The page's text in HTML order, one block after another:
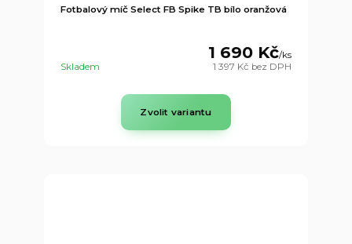
Fotbalový míč Select FB Spike TB bílo oranžová
1 690 Kč/ks
1 397 Kč bez DPH
Skladem
Zvolit variantu